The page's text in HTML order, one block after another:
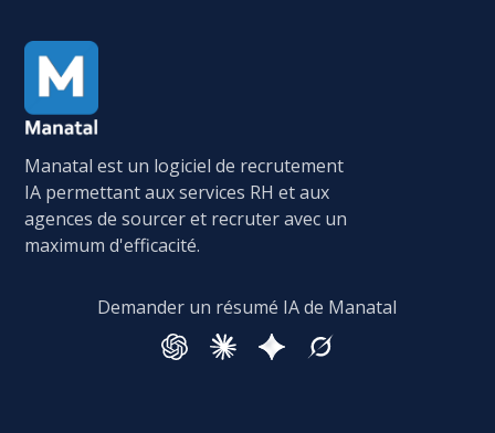
Manatal est un logiciel de recrutement
IA permettant aux services RH et aux
agences de sourcer et recruter avec un
maximum d'efficacité.
Demander un résumé IA de Manatal